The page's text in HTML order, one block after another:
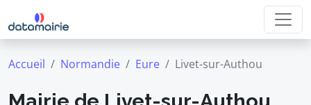
Accueil Normandie Eure Livet-sur-Authou